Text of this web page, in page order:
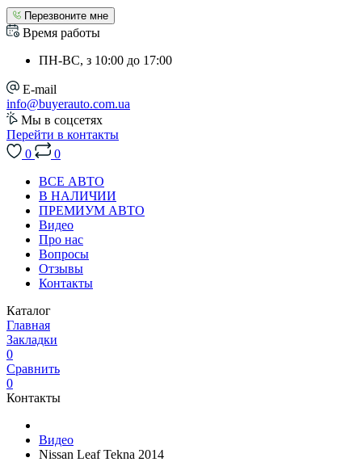
Перезвоните мне
Время работы
ПН-ВС, з 10:00 до 17:00
E-mail
info@buyerauto.com.ua
Мы в соцсетях
Перейти в контакты
0
0
ВСЕ АВТО
В НАЛИЧИИ
ПРЕМИУМ АВТО
Видео
Про нас
Вопросы
Отзывы
Контакты
Каталог
Главная
Закладки
0
Сравнить
0
Контакты
Видео
Nissan Leaf Tekna 2014